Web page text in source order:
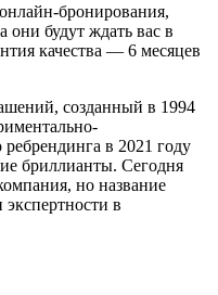
бронирования,
они будут ждать вас в
качества — 6 месяцев
созданный в 1994
в 2021 году
бриллианты. Сегодня
но название
экспертности в